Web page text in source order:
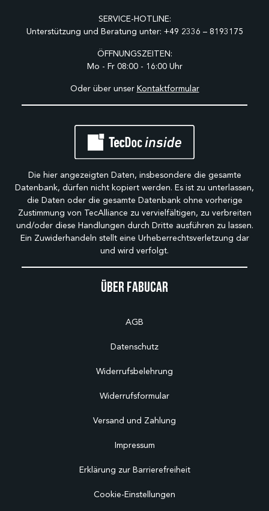
Über Fabucar
AGB
Datenschutz
Widerrufsbelehrung
Widerrufsformular
Versand und Zahlung
Impressum
Erklärung zur Barrierefreiheit
Cookie-Einstellungen
SERVICE-HOTLINE:
Unterstützung und Beratung unter: +49 2336 – 8193175
ÖFFNUNGSZEITEN:
Mo - Fr 08:00 - 16:00 Uhr
Oder über unser Kontaktformular
Die hier angezeigten Daten, insbesondere die gesamte
Datenbank, dürfen nicht kopiert werden. Es ist zu unterlassen,
die Daten oder die gesamte Datenbank ohne vorherige
Zustimmung von TecAlliance zu vervielfältigen, zu verbreiten
und/oder diese Handlungen durch Dritte ausführen zu lassen.
Ein Zuwiderhandeln stellt eine Urheberrechtsverletzung dar
und wird verfolgt.